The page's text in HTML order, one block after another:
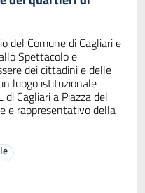
del Comune di Cagliari e
Spettacolo e
dei cittadini e delle
luogo istituzionale
Cagliari a Piazza del
e rappresentativo della